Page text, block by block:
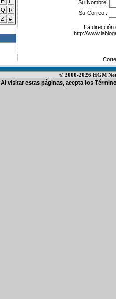
Q
R
Z #
Su Nombre:
Su Correo :
La dirección
http://
© 2000-2026 HGM
Al visitar estas páginas, acepta los